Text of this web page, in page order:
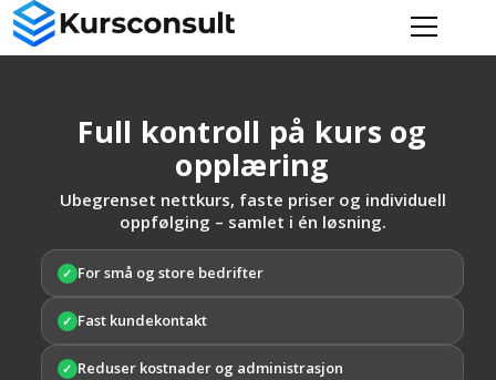
Full kontroll på kurs og
opplæring
Ubegrenset nettkurs, faste priser og individuell
oppfølging – samlet i én løsning.
✓ For små og store bedrifter
✓ Fast kundekontakt
✓ Reduser kostnader og administrasjon